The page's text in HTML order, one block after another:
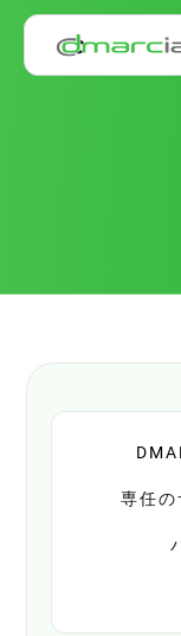
メインコンテンツ
専任の